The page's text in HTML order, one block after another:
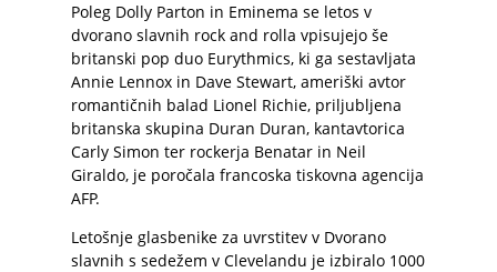
Poleg Dolly Parton in Eminema se letos v
dvorano slavnih rock and rolla vpisujejo še
britanski pop duo Eurythmics, ki ga sestavljata
Annie Lennox in Dave Stewart, ameriški avtor
romantičnih balad Lionel Richie, priljubljena
britanska skupina Duran Duran, kantavtorica
Carly Simon ter rockerja Benatar in Neil
Giraldo, je poročala francoska tiskovna agencija
AFP.
Letošnje glasbenike za uvrstitev v Dvorano
slavnih s sedežem v Clevelandu je izbiralo 1000